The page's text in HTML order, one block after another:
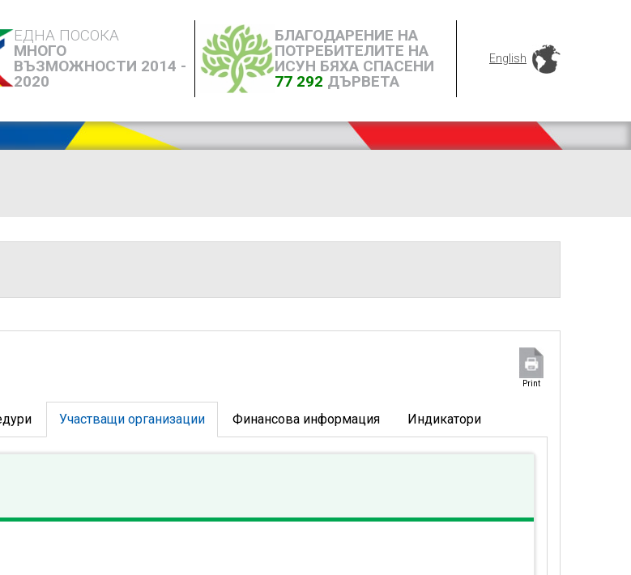
ЕДНА ПОСОКА
МНОГО
ВЪЗМОЖНОСТИ 2014 -
2020
БЛАГОДАРЕНИЕ НА
ПОТРЕБИТЕЛИТЕ НА
ИСУН БЯХА СПАСЕНИ
77 292 ДЪРВЕТА
English
Print
Участващи организации Финансова информация Индикатори